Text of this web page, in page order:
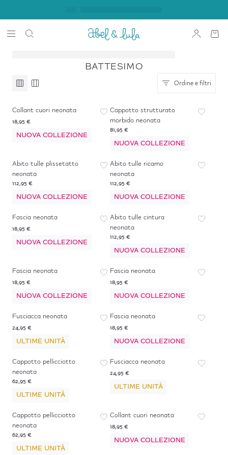
BATTESIMO
Ordine e filtri
Collant cuori neonata
18,95 €
NUOVA COLLEZIONE
Cappotto strutturato
morbido neonata
81,95 €
NUOVA COLLEZIONE
Abito tulle plissetatto
neonata
112,95 €
NUOVA COLLEZIONE
Abito tulle ricamo
neonata
112,95 €
NUOVA COLLEZIONE
Fascia neonata
18,95 €
NUOVA COLLEZIONE
Abito tulle cintura
neonata
112,95 €
NUOVA COLLEZIONE
Fascia neonata
18,95 €
NUOVA COLLEZIONE
Fascia neonata
18,95 €
NUOVA COLLEZIONE
Fusciacca neonata
24,95 €
ULTIME UNITÀ
Fascia neonata
18,95 €
NUOVA COLLEZIONE
Cappotto pellicciotto
neonata
62,95 €
ULTIME UNITÀ
Fusciacca neonata
24,95 €
ULTIME UNITÀ
Cappotto pellicciotto
neonata
62,95 €
ULTIME UNITÀ
Collant cuori neonata
18,95 €
NUOVA COLLEZIONE